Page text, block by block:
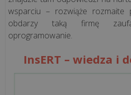
pizzer...
„Krzepka
jak
wsparciu – rozwiąże rozmaite
obdarzy taką firmę
oprogramowanie.
InsERT – wiedza i